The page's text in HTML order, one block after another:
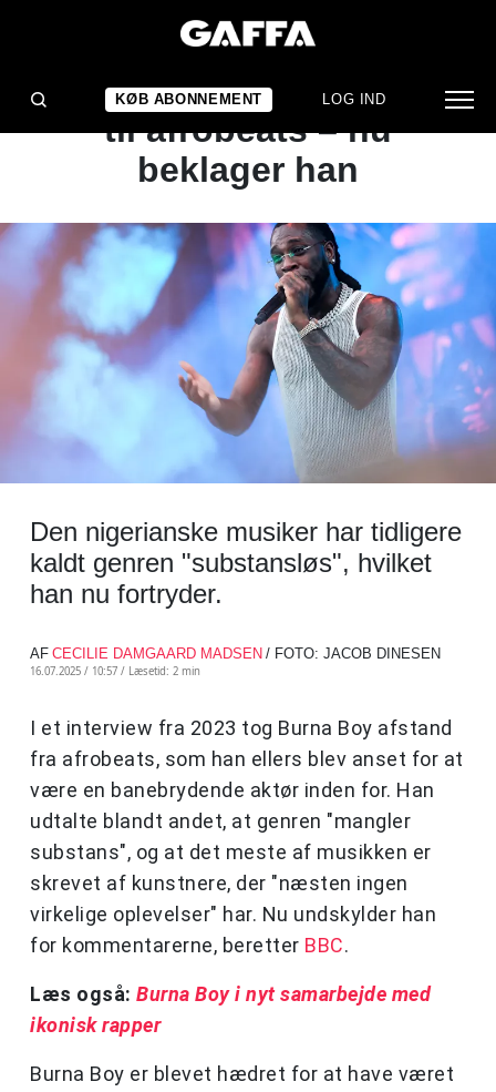
KØB ABONNEMENT LOG IND
NYHED
Burna Boy vendte ryggen
til afrobeats – nu
beklager han
Den nigerianske musiker har tidligere
kaldt genren "substansløs", hvilket
han nu fortryder.
AF CECILIE DAMGAARD MADSEN / FOTO: JACOB DINESEN
16.07.2025 / 10:57 / Læsetid: 2 min
I et interview fra 2023 tog Burna Boy afstand
fra afrobeats, som han ellers blev anset for at
være en banebrydende aktør inden for. Han
udtalte blandt andet, at genren "mangler
substans", og at det meste af musikken er
skrevet af kunstnere, der "næsten ingen
virkelige oplevelser" har. Nu undskylder han
for kommentarerne, beretter BBC.
Læs også: Burna Boy i nyt samarbejde med
ikonisk rapper
Burna Boy er blevet hædret for at have været